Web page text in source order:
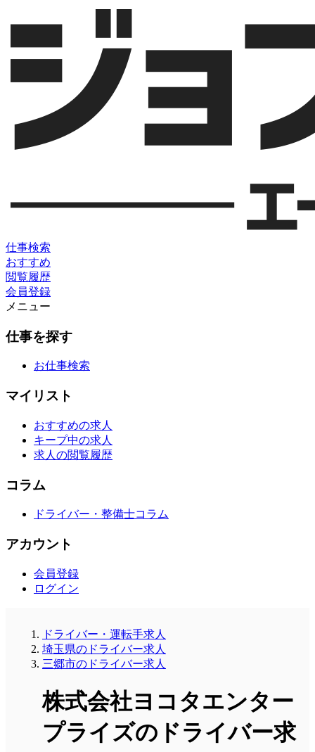
仕事検索
おすすめ
閲覧履歴
会員登録
メニュー
仕事を探す
お仕事検索
マイリスト
おすすめの求人
キープ中の求人
求人の閲覧履歴
コラム
ドライバー・整備士コラム
アカウント
会員登録
ログイン
ドライバー・運転手求人
埼玉県のドライバー求人
三郷市のドライバー求人
株式会社ヨコタエンター
プライズのドライバー求